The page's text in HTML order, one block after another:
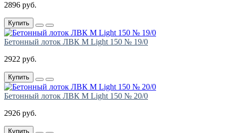
2896 руб.
Купить
Бетонный лоток ЛВК М Light 150 № 19/0
2922 руб.
Купить
Бетонный лоток ЛВК М Light 150 № 20/0
2926 руб.
Купить